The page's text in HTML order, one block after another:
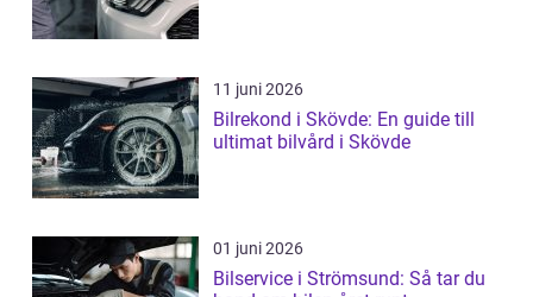
11 juni 2026
Bilrekond i Skövde: En guide till
ultimat bilvård i Skövde
01 juni 2026
Bilservice i Strömsund: Så tar du